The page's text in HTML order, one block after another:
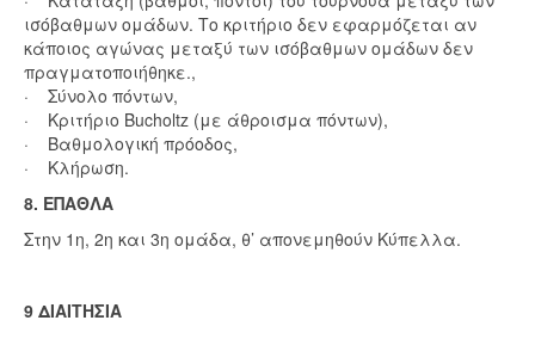
ισόβαθμων ομάδων. Το κριτήριο δεν εφαρμόζεται αν
κάποιος αγώνας μεταξύ των ισόβαθμων ομάδων δεν
πραγματοποιήθηκε.,
· Σύνολο πόντων,
· Κριτήριο Bucholtz (με άθροισμα πόντων),
· Βαθμολογική πρόοδος,
· Κλήρωση.
8. ΕΠΑΘΛΑ
Στην 1η, 2η και 3η ομάδα, θ’ απονεμηθούν Κύπελλα.
9 ΔΙΑΙΤΗΣΙΑ